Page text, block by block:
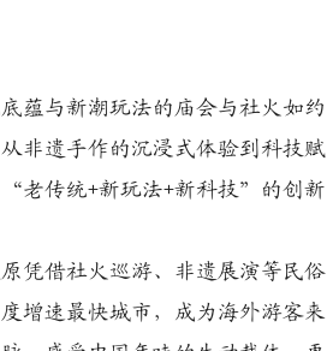
与新潮玩法的庙会与社火如约
非遗手作的沉浸式体验到科技赋
老传统+新玩法+新科技”的创新
借社火巡游、非遗展演等民俗
增速最快城市，成为海外游客来